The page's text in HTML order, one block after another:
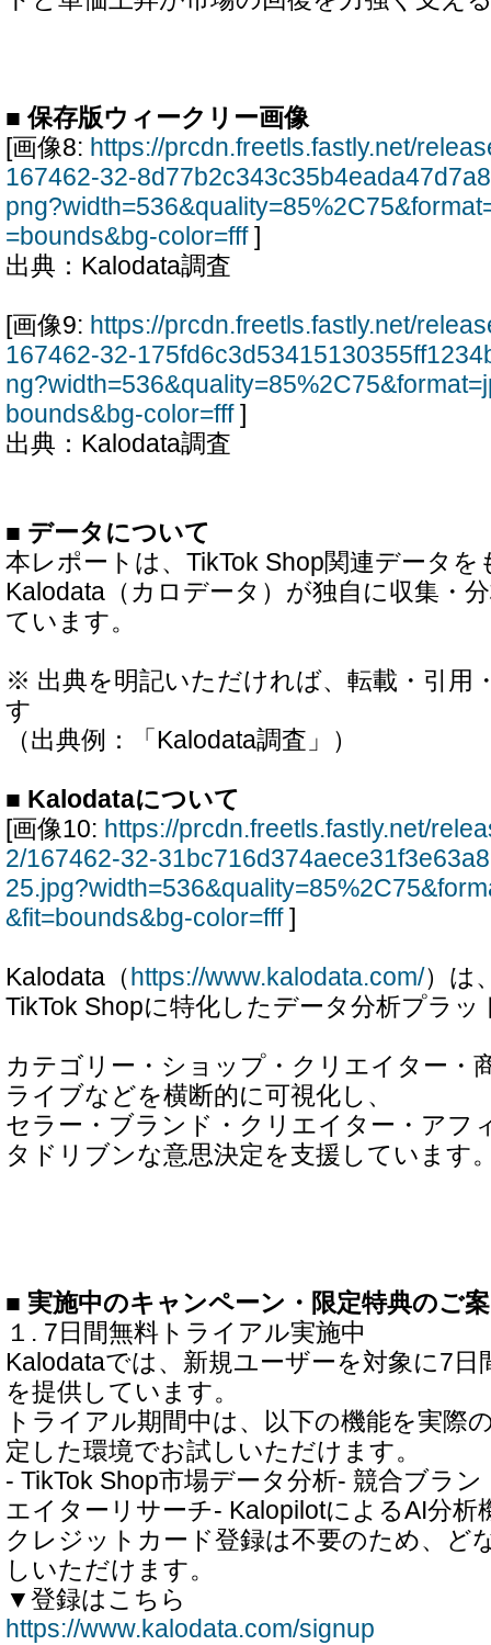
■ 保存版ウィークリー画像
[画像8: https://prcdn.freetls.fastly.net/
167462-32-
=bounds&bg-color=fff]
出典：Kalodata調査
[画像9: https://prcdn.freetls.fastly.net/
167462-32-
bounds&bg-color=fff]
出典：Kalodata調査
■ データについて
本レポートは、TikTok Shop関連データを
Kalodata（カロデータ）が独自に収集・
ています。
※ 出典を明記いただければ、転載・引用
す
（出典例：「Kalodata調査」）
■ Kalodataについて
[画像10: https://prcdn.freetls.fastly.net/
2/167462-32-
&fit=bounds&bg-color=fff]
Kalodata（ https://www.kalodata.com/）は
TikTok Shopに特化したデータ分析プラ
カテゴリー・ショップ・クリエイター・
ライブなどを横断的に可視化し、
セラー・ブランド・クリエイター・アフ
タドリブンな意思決定を支援しています
■ 実施中のキャンペーン・限定特典のご
１. 7日間無料トライアル実施中
Kalodataでは、新規ユーザーを対象に7
を提供しています。
トライアル期間中は、以下の機能を実際
定した環境でお試しいただけます。
- TikTok Shop市場データ分析- 競合ブラ
エイターリサーチ- KalopilotによるAI分析
クレジットカード登録は不要のため、ど
しいただけます。
▼登録はこちら
https://www.kalodata.com/signup